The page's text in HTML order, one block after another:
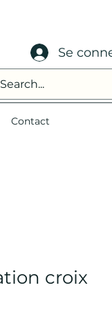
Se
Contact
croix